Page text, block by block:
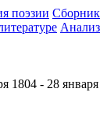
поэзии Сборник
Анализ
1804 - 28 января